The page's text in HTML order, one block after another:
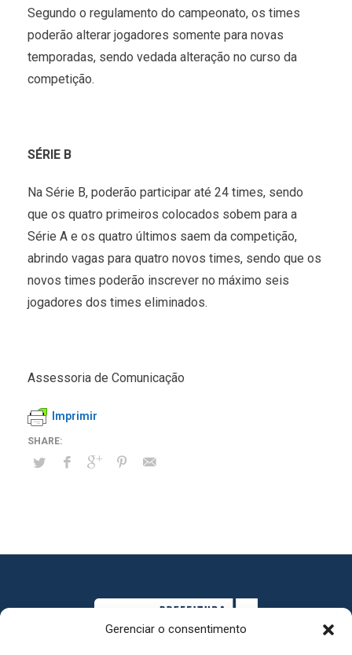
Gerenciar o consentimento
Segundo o regulamento do campeonato, os times
poderão alterar jogadores somente para novas
temporadas, sendo vedada alteração no curso da
competição.
SÉRIE B
Na Série B, poderão participar até 24 times, sendo
que os quatro primeiros colocados sobem para a
Série A e os quatro últimos saem da competição,
abrindo vagas para quatro novos times, sendo que os
novos times poderão inscrever no máximo seis
jogadores dos times eliminados.
Assessoria de Comunicação
Imprimir